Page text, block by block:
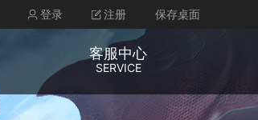
登录 注册 保存桌面
客服中心
SERVICE